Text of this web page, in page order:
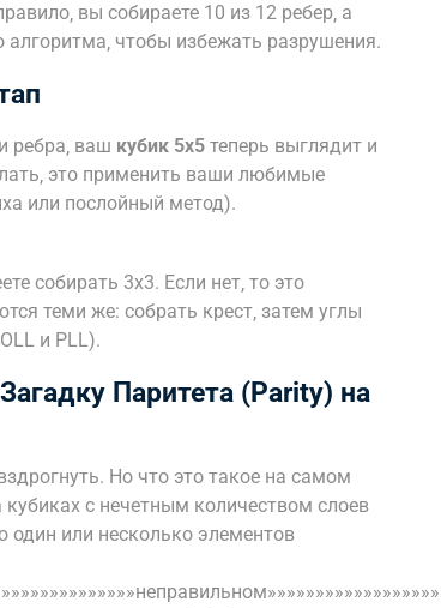
вы собираете 10 из 12 ребер‚ а
чтобы избежать разрушения.
ребра‚ ваш кубик 5х5 теперь выглядит и
это применить ваши любимые
или послойный метод).
собирать 3х3. Если нет‚ то это
теми же: собрать крест‚ затем углы
и PLL).
Паритета (Parity) на
Но что это такое на самом
кубиках с нечетным количеством слоев
один или несколько элементов